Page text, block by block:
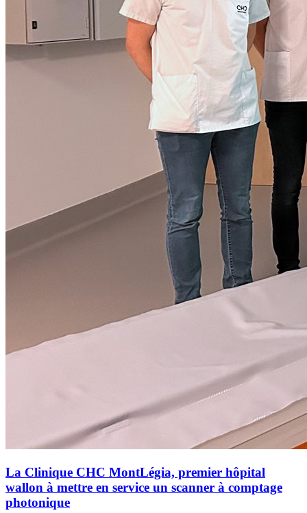
La Clinique CHC MontLégia, premier hôpital
wallon à mettre en service un scanner à comptage
photonique